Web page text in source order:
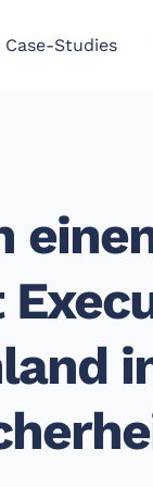
Case-Studies